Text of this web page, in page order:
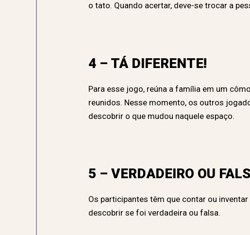
o tato. Quando acertar, deve-se trocar a
4 – TÁ DIFERENTE!
Para esse jogo, reúna a família em um
reunidos. Nesse momento, os outros
descobrir o que mudou naquele espaço.
5 – VERDADEIRO OU
Os participantes têm que contar ou
descobrir se foi verdadeira ou falsa.